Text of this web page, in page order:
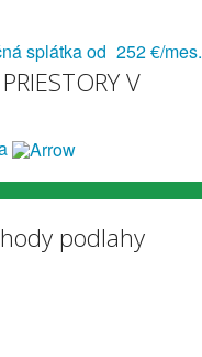
splátka od 252 €/mes.
V
podlahy